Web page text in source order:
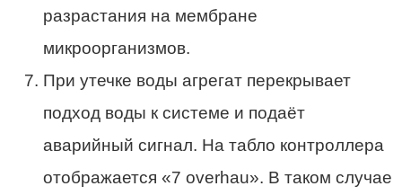
разрастания на мембране
микроорганизмов.
При утечке воды агрегат перекрывает
подход воды к системе и подаёт
аварийный сигнал. На табло контроллера
отображается «7 overhau». В таком случае